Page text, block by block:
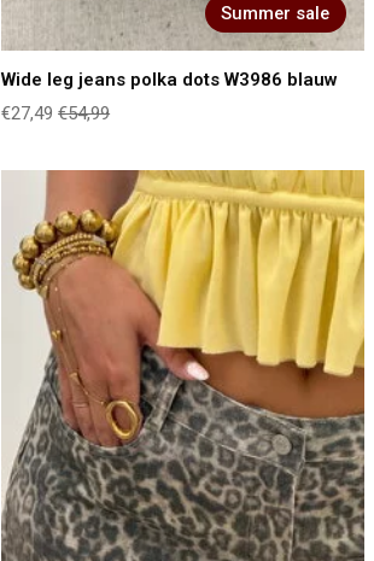
Summer sale
Wide leg jeans polka dots W3986 blauw
€27,49 €54,99